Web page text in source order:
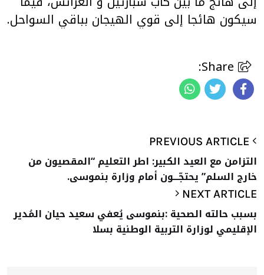
سيكون هائجا إلى قوي الهيجان بباقي السواحل.
التزامن مع العيد الكبير: اطر التعليم “المقصيون من
خارج السلم” يحتجّـــون أمام وزارة بنموسى.
NEXT ARTICLE
بسبب حالته الصحية :بنموسى يُعفي سعيد حيان المُدير
الإقليمي لوزارة التربية الوطنية بسلا